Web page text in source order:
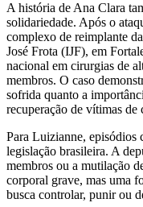
A história de Ana Clara
solidariedade. Após o
complexo de reimplante
José Frota (IJF), em
nacional em cirurgias de
membros. O caso
sofrida quanto a
recuperação de vítimas de
Para Luizianne, episódios
legislação brasileira. A
membros ou a mutilação
corporal grave, mas uma
busca controlar, punir ou